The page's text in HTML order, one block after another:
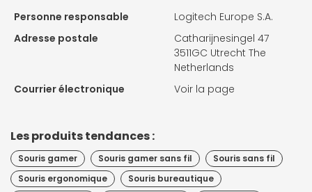
Personne responsable
Logitech Europe S.A.
Adresse postale
Catharijnesingel 47
3511GC Utrecht The
Netherlands
Courrier électronique
Voir la page
Les produits tendances :
Souris gamer Souris gamer sans fil
Souris sans fil
Souris ergonomique
Souris bureautique